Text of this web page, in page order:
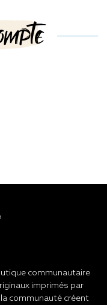
communautaire
imprimés par
communauté créent